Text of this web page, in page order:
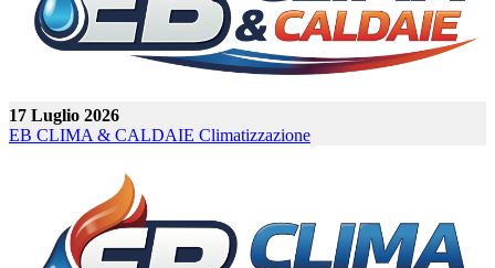
17 Luglio 2026
EB CLIMA & CALDAIE Climatizzazione